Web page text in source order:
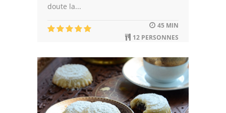
doute la...
45 MIN
12 PERSONNES